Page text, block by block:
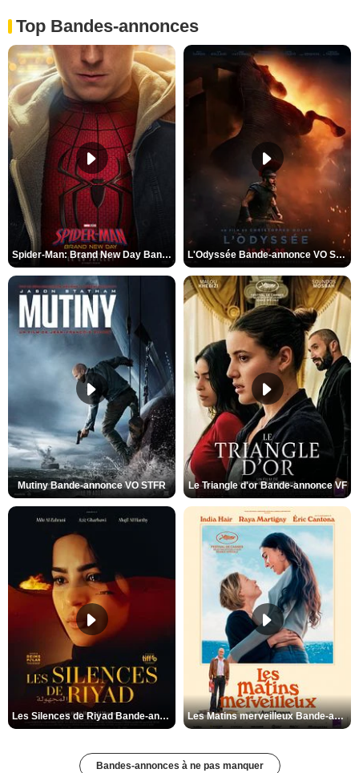
Top Bandes-annonces
Spider-Man: Brand New Day Bande-annonce VO STFR L'Odyssée Bande-annonce VO STFR
Mutiny Bande-annonce VO STFR Le Triangle d'or Bande-annonce VF
Les Silences de Riyad Bande-annonce VO STFR Les Matins merveilleux Bande-annonce VF
Bandes-annonces à ne pas manquer